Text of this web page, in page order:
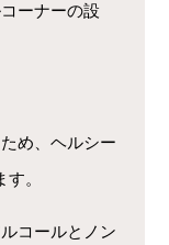
ーナーの設
め、ヘルシー
。
コールとノン